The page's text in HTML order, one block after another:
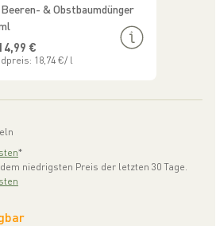
& Obstbaumdünger
Preis
€
18,74 €/ l
*
niedrigsten Preis der letzten 30 Tage.